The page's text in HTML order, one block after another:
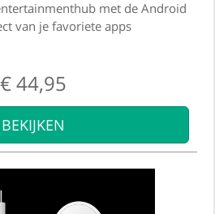
op
met de Android
van je favoriete apps
€44,95
BEKIJKEN